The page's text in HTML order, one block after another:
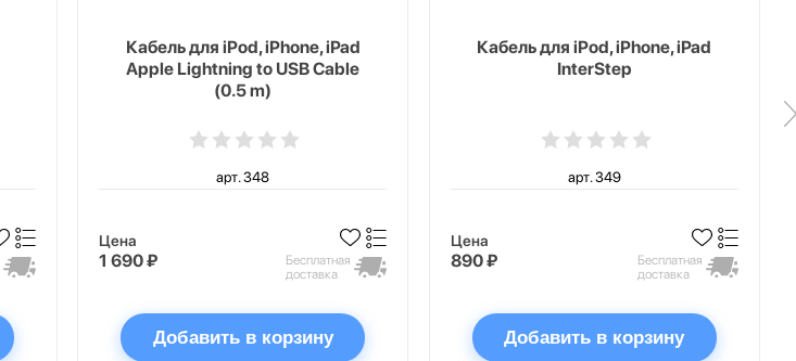
Кабель для iPod, iPhone, iPad
Apple Lightning to USB Cable
(0.5 m)
арт. 348
Цена
1 690 ₽
Бесплатная
доставка
Добавить в корзину
Кабель для iPod, iPhone, iPad
InterStep
арт. 349
Цена
890 ₽
Бесплатная
доставка
Добавить в корзину